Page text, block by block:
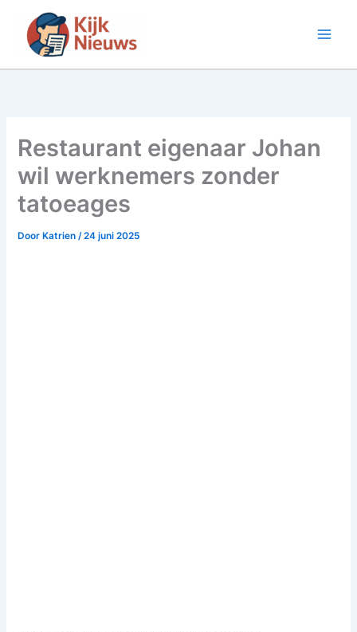
inhoud
Restaurant eigenaar Johan
wil werknemers zonder
tatoeages
Door Katrien/24 juni 2025